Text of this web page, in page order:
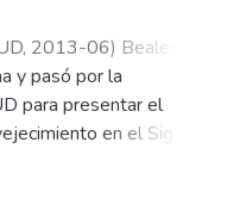
, 2013-06) Beales,
y pasó por la
para presentar el
en el Siglo
y un Desafío”, que